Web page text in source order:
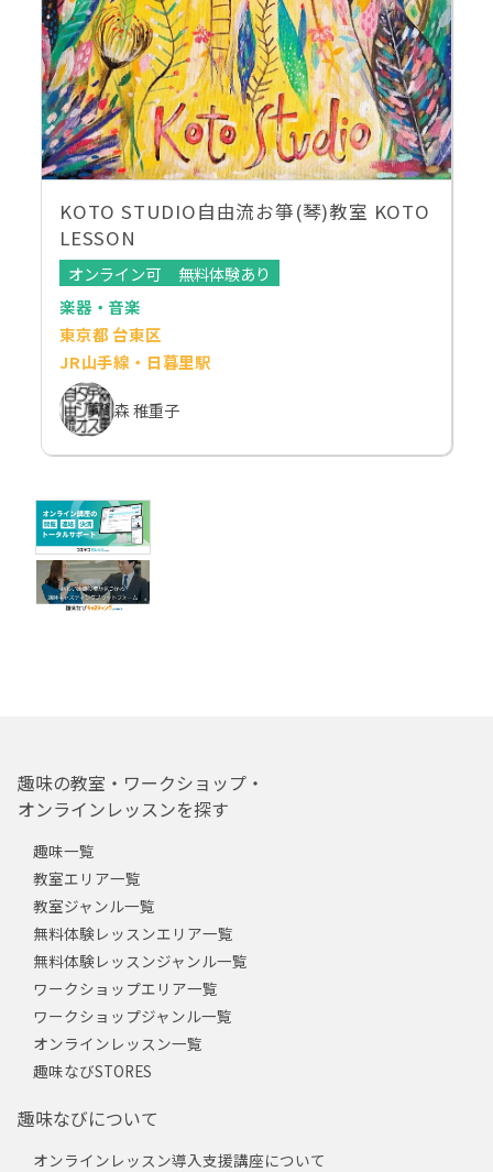
KOTO STUDIO自由流お箏(琴)教室 KOTO
LESSON
オンライン可
無料体験あり
楽器・音楽
東京都 台東区
JR山手線・日暮里駅
森 稚重子
趣味の教室・ワークショップ・
オンラインレッスンを探す
趣味一覧
教室エリア一覧
教室ジャンル一覧
無料体験レッスンエリア一覧
無料体験レッスンジャンル一覧
ワークショップエリア一覧
ワークショップジャンル一覧
オンラインレッスン一覧
趣味なびSTORES
趣味なびについて
オンラインレッスン導入支援講座について